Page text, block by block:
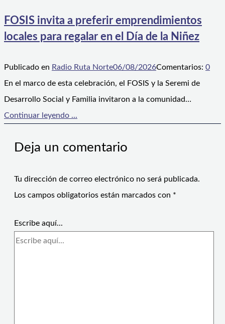
FOSIS invita a preferir emprendimientos
locales para regalar en el Día de la Niñez
Publicado en Radio Ruta Norte06/08/2026Comentarios: 0
En el marco de esta celebración, el FOSIS y la Seremi de
Desarrollo Social y Familia invitaron a la comunidad…
Continuar leyendo ...
Deja un comentario
Tu dirección de correo electrónico no será publicada.
Los campos obligatorios están marcados con *
Escribe aquí...